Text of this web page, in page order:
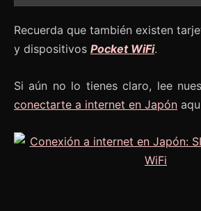
Recuerda que también existen
y dispositivos Pocket WiFi.
Si aún no lo tienes claro, lee
conectarte a internet en Japón